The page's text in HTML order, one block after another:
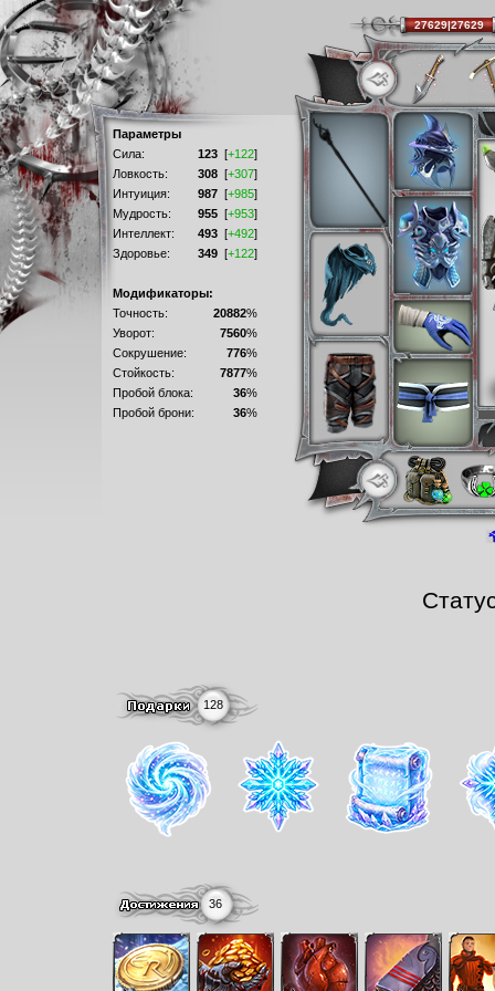
Параметры
Сила:
123 [+122]
Ловкость:
308 [+307]
Интуиция:
987 [+985]
Мудрость:
955 [+953]
Интеллект:
493 [+492]
Здоровье:
349 [+122]
Модификаторы:
Точность:
20882%
Уворот:
7560%
Сокрушение:
776%
Стойкость:
7877%
Пробой блока:
36%
Пробой брони:
36%
128
36
27629|27629